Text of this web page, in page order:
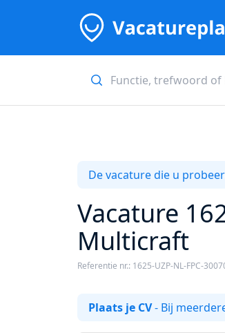
De vacature die u
Vacature
Multicraft
Referentie nr.: 1625-UZP-NL-FPC-
Plaats je CV- Bij